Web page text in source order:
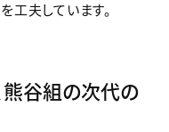
夫しています。
熊谷組の次代の